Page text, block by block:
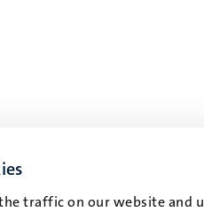
traffic on our website and